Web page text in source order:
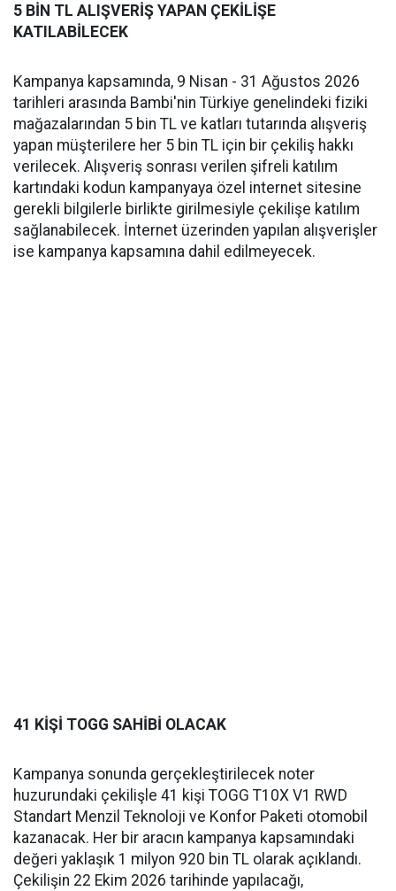
5 BİN TL ALIŞVERİŞ YAPAN ÇEKİLİŞE
KATILABİLECEK
Kampanya kapsamında, 9 Nisan - 31 Ağustos 2026
tarihleri arasında Bambi'nin Türkiye genelindeki fiziki
mağazalarından 5 bin TL ve katları tutarında alışveriş
yapan müşterilere her 5 bin TL için bir çekiliş hakkı
verilecek. Alışveriş sonrası verilen şifreli katılım
kartındaki kodun kampanyaya özel internet sitesine
gerekli bilgilerle birlikte girilmesiyle çekilişe katılım
sağlanabilecek. İnternet üzerinden yapılan alışverişler
ise kampanya kapsamına dahil edilmeyecek.
41 KİŞİ TOGG SAHİBİ OLACAK
Kampanya sonunda gerçekleştirilecek noter
huzurundaki çekilişle 41 kişi TOGG T10X V1 RWD
Standart Menzil Teknoloji ve Konfor Paketi otomobil
kazanacak. Her bir aracın kampanya kapsamındaki
değeri yaklaşık 1 milyon 920 bin TL olarak açıklandı.
Çekilişin 22 Ekim 2026 tarihinde yapılacağı,